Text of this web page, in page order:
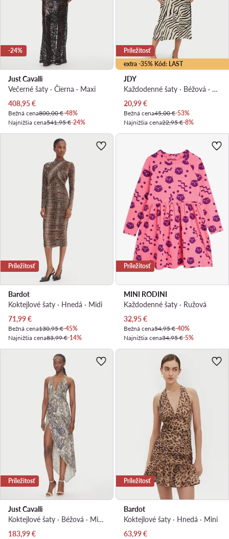
-24%
Just Cavalli
Večerné šaty · Čierna · Maxi
Aktuálna cena
408,95€
Bežná cena800,00 €-48%
Najnižšia cena541,95 €-24%
extra -35% Kód: LAST
Príležitosť
JDY
Každodenné šaty · Béžová · Midi
Aktuálna cena
20,99€
Bežná cena45,00 €-53%
Najnižšia cena22,95 €-8%
Príležitosť
Bardot
Koktejlové šaty · Hnedá · Midi
Aktuálna cena
71,99€
Bežná cena130,95 €-45%
Najnižšia cena83,99 €-14%
Príležitosť
MINI RODINI
Každodenné šaty · Ružová
Aktuálna cena
32,95€
Bežná cena54,95 €-40%
Najnižšia cena34,95 €-5%
Príležitosť
Just Cavalli
Koktejlové šaty · Béžová · Midi, Asymetrická
Aktuálna cena
183,99€
Príležitosť
Bardot
Koktejlové šaty · Hnedá · Mini
Aktuálna cena
63,99€